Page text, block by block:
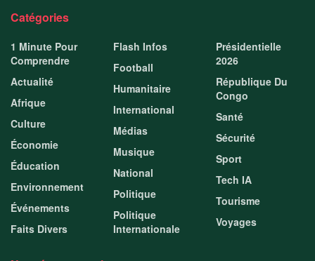
Catégories
1 Minute Pour
Comprendre
Actualité
Afrique
Culture
Économie
Éducation
Environnement
Événements
Faits Divers
Flash Infos
Football
Humanitaire
International
Médias
Musique
National
Politique
Politique
Internationale
Présidentielle
2026
République Du
Congo
Santé
Sécurité
Sport
Tech IA
Tourisme
Voyages